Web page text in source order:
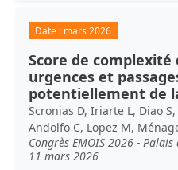
Date : mars 2026
Score de complexité
urgences et
potentiellement de
Scronias D, Iriarte L, Diao
Andolfo C, Lopez M,
Congrès EMOIS 2026 -
11 mars 2026